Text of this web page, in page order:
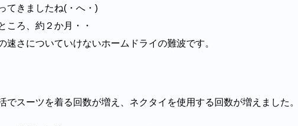
てきましたね(・へ・)
ころ、約２か月・・
速さについていけないホームドライの難波です。
でスーツを着る回数が増え、ネクタイを使用する回数が増えました。